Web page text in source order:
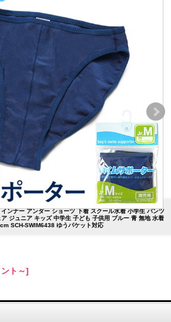
ンナー アンダー ショーツ 下着 スクール水着 小学生 パンツ
ジュニア キッズ 中学生 子ども 子供用 ブルー 青 無地 水着
SCH-SWIM6438 ゆうパケット対応
ト～]